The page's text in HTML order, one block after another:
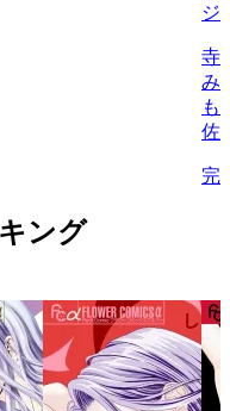
ジ
寺
み
も
佐
完
ング